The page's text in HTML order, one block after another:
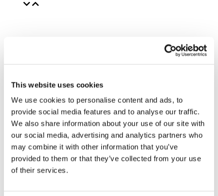
This website uses cookies
We use cookies to personalise content and ads, to
provide social media features and to analyse our traffic.
We also share information about your use of our site with
our social media, advertising and analytics partners who
may combine it with other information that you’ve
provided to them or that they’ve collected from your use
of their services.